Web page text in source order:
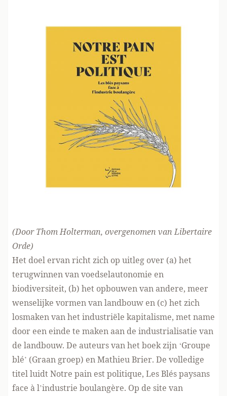
(Door Thom Holterman, overgenomen van Libertaire
Orde)
Het doel ervan richt zich op uitleg over (a) het
terugwinnen van voedselautonomie en
biodiversiteit, (b) het opbouwen van andere, meer
wenselijke vormen van landbouw en (c) het zich
losmaken van het industriële kapitalisme, met name
door een einde te maken aan de industrialisatie van
de landbouw. De auteurs van het boek zijn ‘Groupe
blé’ (Graan groep) en Mathieu Brier. De volledige
titel luidt Notre pain est politique, Les Blés paysans
face à l’industrie boulangère. Op de site van